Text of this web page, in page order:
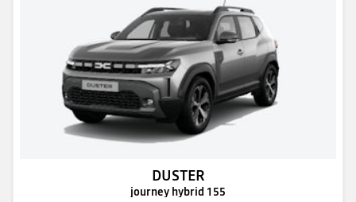
DUSTER
journey hybrid 155